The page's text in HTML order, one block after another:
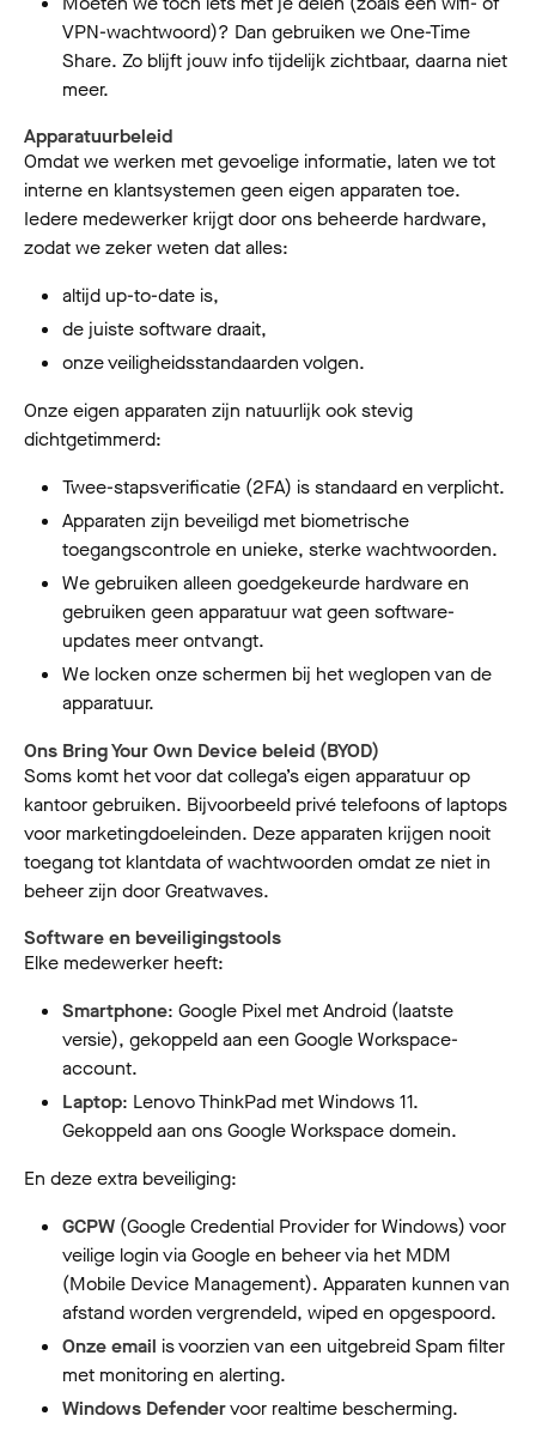
VPN-wachtwoord)? Dan gebruiken we One-Time
Share. Zo blijft jouw info tijdelijk zichtbaar, daarna niet
meer.
Apparatuurbeleid
Omdat we werken met gevoelige informatie, laten we tot
interne en klantsystemen geen eigen apparaten toe.
Iedere medewerker krijgt door ons beheerde hardware,
zodat we zeker weten dat alles:
altijd up-to-date is,
de juiste software draait,
onze veiligheidsstandaarden volgen.
Onze eigen apparaten zijn natuurlijk ook stevig
dichtgetimmerd:
Twee-stapsverificatie (2FA) is standaard en verplicht.
Apparaten zijn beveiligd met biometrische
toegangscontrole en unieke, sterke wachtwoorden.
We gebruiken alleen goedgekeurde hardware en
gebruiken geen apparatuur wat geen software-
updates meer ontvangt.
We locken onze schermen bij het weglopen van de
apparatuur.
Ons Bring Your Own Device beleid (BYOD)
Soms komt het voor dat collega’s eigen apparatuur op
kantoor gebruiken. Bijvoorbeeld privé telefoons of laptops
voor marketingdoeleinden. Deze apparaten krijgen nooit
toegang tot klantdata of wachtwoorden omdat ze niet in
beheer zijn door Greatwaves.
Software en beveiligingstools
Elke medewerker heeft:
Smartphone: Google Pixel met Android (laatste
versie), gekoppeld aan een Google Workspace-
account.
Laptop: Lenovo ThinkPad met Windows 11.
Gekoppeld aan ons Google Workspace domein.
En deze extra beveiliging:
GCPW (Google Credential Provider for Windows) voor
veilige login via Google en beheer via het MDM
(Mobile Device Management). Apparaten kunnen van
afstand worden vergrendeld, wiped en opgespoord.
Onze email is voorzien van een uitgebreid Spam filter
met monitoring en alerting.
Windows Defendervoor realtime bescherming.